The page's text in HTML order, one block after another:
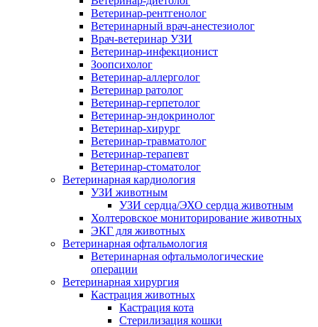
Ветеринар-рентгенолог
Ветеринарный врач-анестезиолог
Врач-ветеринар УЗИ
Ветеринар-инфекционист
Зоопсихолог
Ветеринар-аллерголог
Ветеринар ратолог
Ветеринар-герпетолог
Ветеринар-эндокринолог
Ветеринар-хирург
Ветеринар-травматолог
Ветеринар-терапевт
Ветеринар-стоматолог
Ветеринарная кардиология
УЗИ животным
УЗИ сердца/ЭХО сердца животным
Холтеровское мониторирование животных
ЭКГ для животных
Ветеринарная офтальмология
Ветеринарная офтальмологические
операции
Ветеринарная хирургия
Кастрация животных
Кастрация кота
Стерилизация кошки